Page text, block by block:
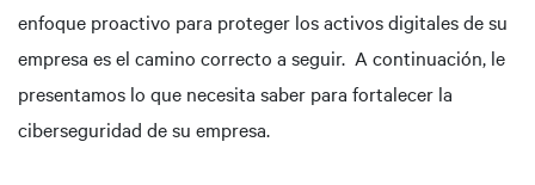
enfoque proactivo para proteger los activos digitales de su
empresa es el camino correcto a seguir. A continuación, le
presentamos lo que necesita saber para fortalecer la
ciberseguridad de su empresa.